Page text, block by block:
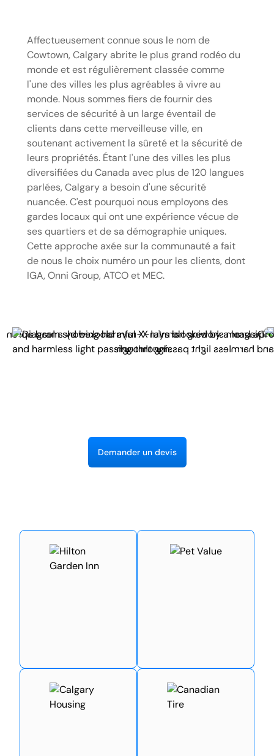
Affectueusement connue sous le nom de
Cowtown, Calgary abrite le plus grand rodéo du
monde et est régulièrement classée comme
l'une des villes les plus agréables à vivre au
monde. Nous sommes fiers de fournir des
services de sécurité à un large éventail de
clients dans cette merveilleuse ville, en
soutenant activement la sûreté et la sécurité de
leurs propriétés. Étant l'une des villes les plus
diversifiées du Canada avec plus de 120 langues
parlées, Calgary a besoin d'une sécurité
nuancée. C'est pourquoi nous employons des
gardes locaux qui ont une expérience vécue de
ses quartiers et de sa démographie uniques.
Cette approche axée sur la communauté a fait
de nous le choix numéro un pour les clients, dont
IGA, Onni Group, ATCO et MEC.
Demander un devis